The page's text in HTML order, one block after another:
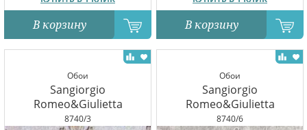
В корзину В корзину
Обои
Sangiorgio
Romeo&Giulietta
8740/3
Обои
Sangiorgio
Romeo&Giulietta
8740/6